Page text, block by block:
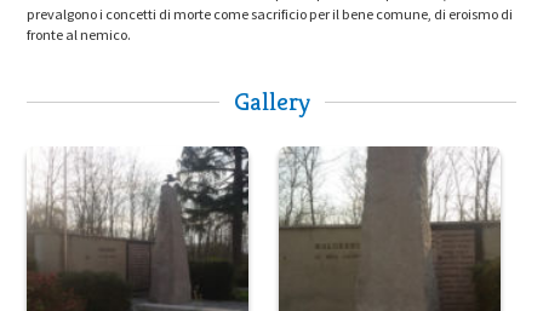
prevalgono i concetti di morte come sacrificio per il bene comune, di eroismo di
fronte al nemico.
Gallery